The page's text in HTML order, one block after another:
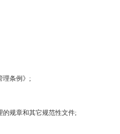
理条例》;
的规章和其它规范性文件;